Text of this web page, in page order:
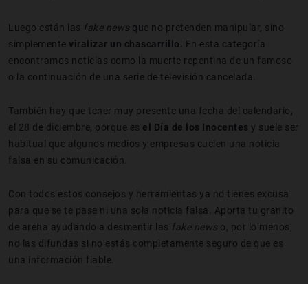
Luego están las fake news que no pretenden manipular, sino
simplemente viralizar un chascarrillo. En esta categoría
encontramos noticias como la muerte repentina de un famoso
o la continuación de una serie de televisión cancelada.
También hay que tener muy presente una fecha del calendario,
el 28 de diciembre, porque es el Día de los Inocentes y suele ser
habitual que algunos medios y empresas cuelen una noticia
falsa en su comunicación.
Con todos estos consejos y herramientas ya no tienes excusa
para que se te pase ni una sola noticia falsa. Aporta tu granito
de arena ayudando a desmentir las fake news o, por lo menos,
no las difundas si no estás completamente seguro de que es
una información fiable.